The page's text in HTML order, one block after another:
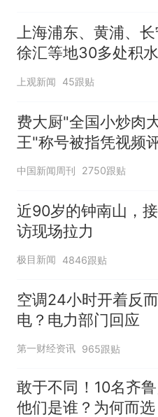
上海浦东、黄浦、长
徐汇等地30多处积
在抢排
上观新闻 45跟贴
费大厨"全国小炒肉
王"称号被指凭视频
官方回应
中国新闻周刊 2750跟贴
近90岁的钟南山，
访现场拉力
极目新闻 4846跟贴
空调24小时开着反
电？电力部门回应
第一财经资讯 965跟贴
敢于不同！10名齐
他们是谁？为何而选